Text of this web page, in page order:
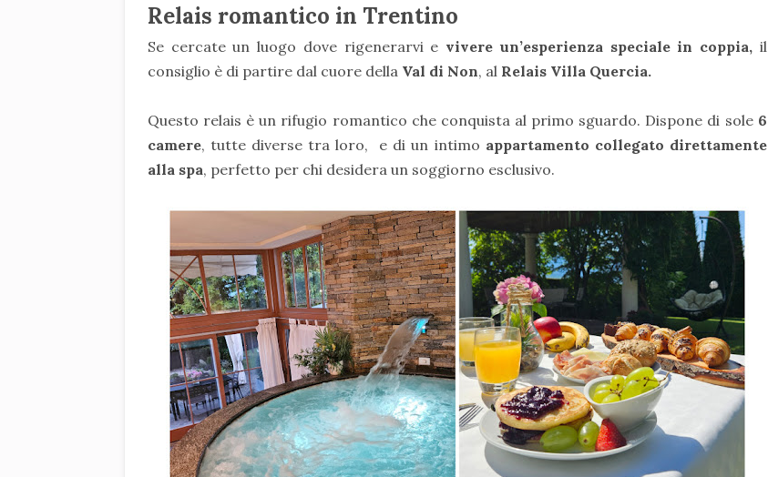
Relais romantico in Trentino
Se cercate un luogo dove rigenerarvi e vivere un’esperienza speciale in coppia, il
consiglio è di partire dal cuore della Val di Non, al Relais Villa Quercia.
Questo relais è un rifugio romantico che conquista al primo sguardo. Dispone di sole 6
camere, tutte diverse tra loro, e di un intimo appartamento collegato direttamente
alla spa, perfetto per chi desidera un soggiorno esclusivo.